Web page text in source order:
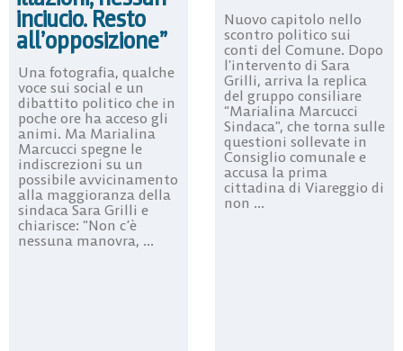
inciucio. Resto
all’opposizione”
Una fotografia, qualche
voce sui social e un
dibattito politico che in
poche ore ha acceso gli
animi. Ma Marialina
Marcucci spegne le
indiscrezioni su un
possibile avvicinamento
alla maggioranza della
sindaca Sara Grilli e
chiarisce: “Non c’è
nessuna manovra, ...
Nuovo capitolo nello
scontro politico sui
conti del Comune. Dopo
l’intervento di Sara
Grilli, arriva la replica
del gruppo consiliare
“Marialina Marcucci
Sindaca”, che torna sulle
questioni sollevate in
Consiglio comunale e
accusa la prima
cittadina di Viareggio di
non ...